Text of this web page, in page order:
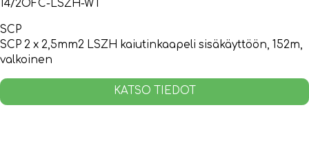
14/2OFC-LSZH-WT
SCP
SCP 2 x 2,5mm2 LSZH kaiutinkaapeli sisäkäyttöön, 152m,
valkoinen
KATSO TIEDOT